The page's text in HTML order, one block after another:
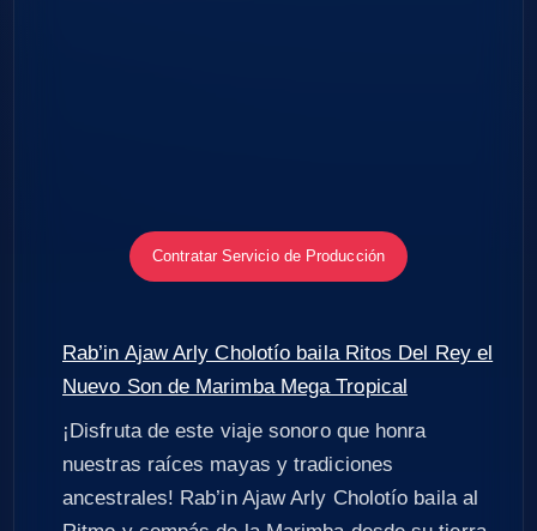
Contratar Servicio de Producción
Rab’in Ajaw Arly Cholotío baila Ritos Del Rey el
Nuevo Son de Marimba Mega Tropical
¡Disfruta de este viaje sonoro que honra
nuestras raíces mayas y tradiciones
ancestrales! Rab’in Ajaw Arly Cholotío baila al